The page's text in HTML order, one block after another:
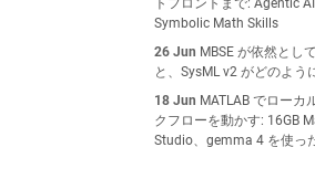
トフロントまで: Agentic
Symbolic Math Skills
26 Jun MBSE が依然とし
と、SysML v2 がどのよう
18 Jun MATLAB でローカ
クフローを動かす: 16GB
Studio、gemma 4 を使っ